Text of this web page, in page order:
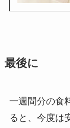
最後に
一週間分の食
ると、今度は